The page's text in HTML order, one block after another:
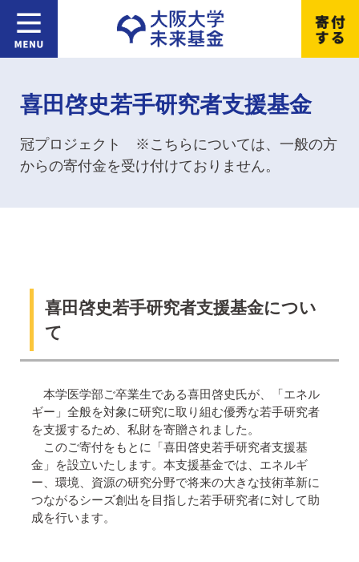
喜田啓史若手研究者支援基金
冠プロジェクト ※こちらについては、一般の方
からの寄付金を受け付けておりません。
喜田啓史若手研究者支援基金につい
て
本学医学部ご卒業生である喜田啓史氏が、「エネル
ギー」全般を対象に研究に取り組む優秀な若手研究者
を支援するため、私財を寄贈されました。
このご寄付をもとに「喜田啓史若手研究者支援基
金」を設立いたします。本支援基金では、エネルギ
ー、環境、資源の研究分野で将来の大きな技術革新に
つながるシーズ創出を目指した若手研究者に対して助
成を行います。